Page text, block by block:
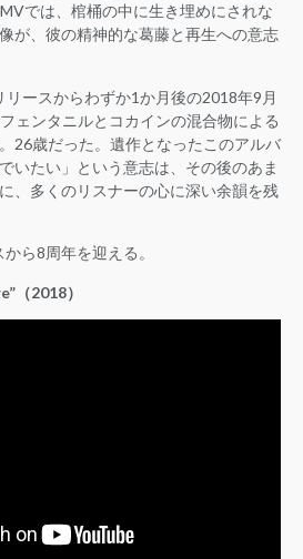
では、棺桶の中に生き埋めにされな
が、彼の精神的な葛藤と再生への意志
リースからわずか1か月後の2018年9月
ェンタニルとコカインの混合物による
26歳だった。遺作となったこのアルバ
いたい」という意志は、その後のあま
、多くのリスナーの心に深い余韻を残
ら8周年を迎える。
（2018）